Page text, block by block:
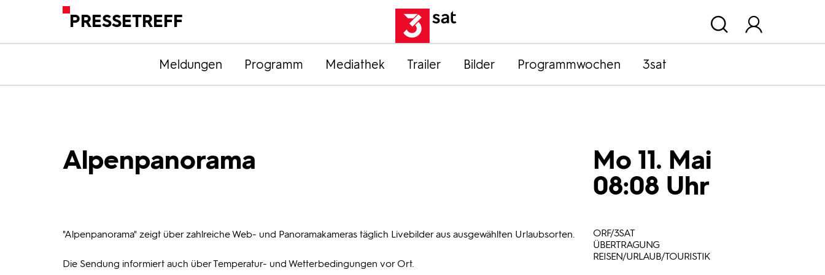
PRESSETREFF
Meldungen Programm Mediathek Trailer Bilder Programmwochen 3sat
Alpenpanorama
Mo 11. Mai
08:08 Uhr
"Alpenpanorama" zeigt über zahlreiche Web- und Panoramakameras täglich Livebilder aus ausgewählten Urlaubsorten.
Die Sendung informiert auch über Temperatur- und Wetterbedingungen vor Ort.
ORF/3SAT
ÜBERTRAGUNG
REISEN/URLAUB/TOURISTIK